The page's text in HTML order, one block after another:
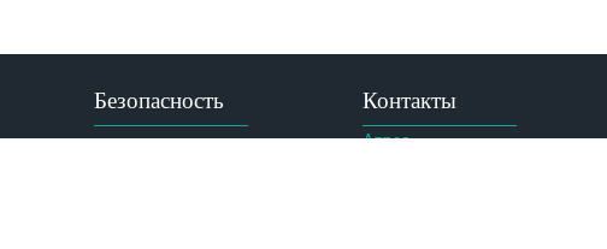
Безопасность Контакты
Адрес: